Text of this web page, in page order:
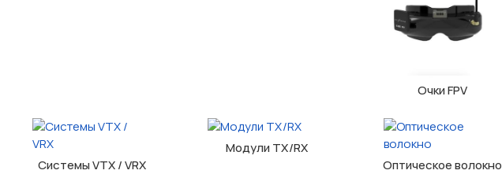
Очки FPV
Системы VTX / VRX
Модули TX/RX
Оптическое волокно